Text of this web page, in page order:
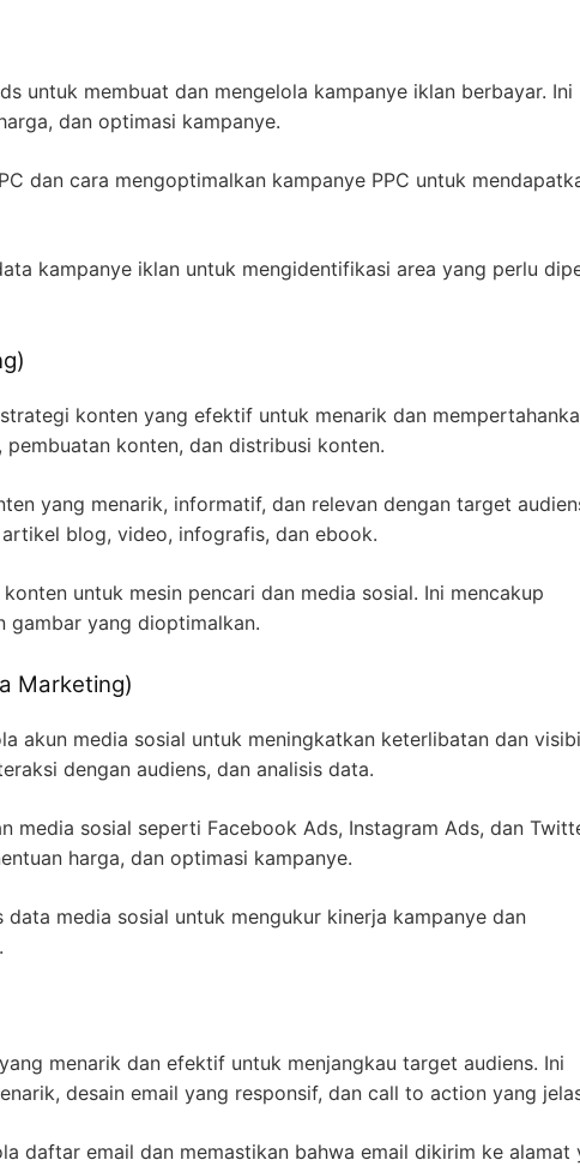
untuk membuat dan mengelola kampanye iklan berbayar. Ini
dan optimasi kampanye.
dan cara mengoptimalkan kampanye PPC untuk
kampanye iklan untuk mengidentifikasi area yang perlu
konten yang efektif untuk menarik dan
konten, dan distribusi konten.
yang menarik, informatif, dan relevan dengan target
blog, video, infografis, dan ebook.
untuk mesin pencari dan media sosial. Ini mencakup
gambar yang dioptimalkan.
Marketing)
akun media sosial untuk meningkatkan keterlibatan dan
dengan audiens, dan analisis data.
media sosial seperti Facebook Ads, Instagram Ads, dan
harga, dan optimasi kampanye.
data media sosial untuk mengukur kinerja kampanye dan
menarik dan efektif untuk menjangkau target audiens. Ini
desain email yang responsif, dan call to action yang
daftar email dan memastikan bahwa email dikirim ke alamat